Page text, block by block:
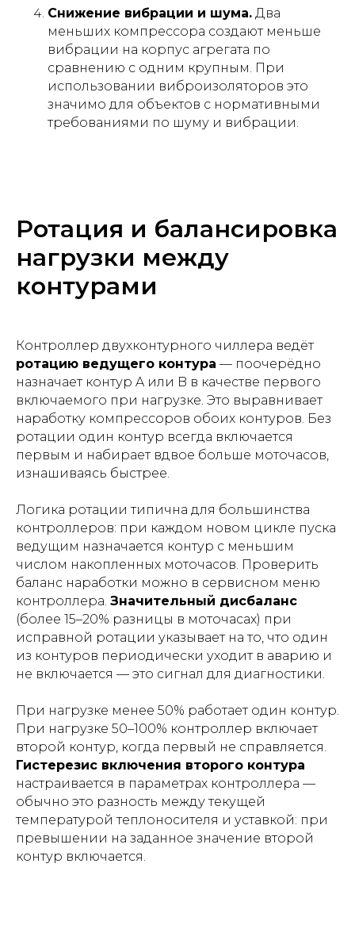
Снижение вибрации и шума. Два
меньших компрессора создают меньше
вибрации на корпус агрегата по
сравнению с одним крупным. При
использовании виброизоляторов это
значимо для объектов с нормативными
требованиями по шуму и вибрации.
Ротация и балансировка
нагрузки между
контурами
Контроллер двухконтурного чиллера ведёт
ротацию ведущего контура — поочерёдно
назначает контур A или B в качестве первого
включаемого при нагрузке. Это выравнивает
наработку компрессоров обоих контуров. Без
ротации один контур всегда включается
первым и набирает вдвое больше моточасов,
изнашиваясь быстрее.
Логика ротации типична для большинства
контроллеров: при каждом новом цикле пуска
ведущим назначается контур с меньшим
числом накопленных моточасов. Проверить
баланс наработки можно в сервисном меню
контроллера. Значительный дисбаланс
(более 15–20% разницы в моточасах) при
исправной ротации указывает на то, что один
из контуров периодически уходит в аварию и
не включается — это сигнал для диагностики.
При нагрузке менее 50% работает один контур.
При нагрузке 50–100% контроллер включает
второй контур, когда первый не справляется.
Гистерезис включения второго контура
настраивается в параметрах контроллера —
обычно это разность между текущей
температурой теплоносителя и уставкой: при
превышении на заданное значение второй
контур включается.